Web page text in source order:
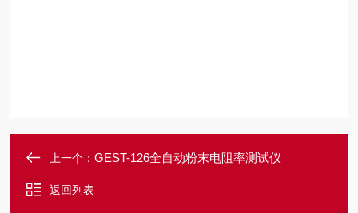
上一个： GEST-126全自动粉末电阻率测试仪
返回列表